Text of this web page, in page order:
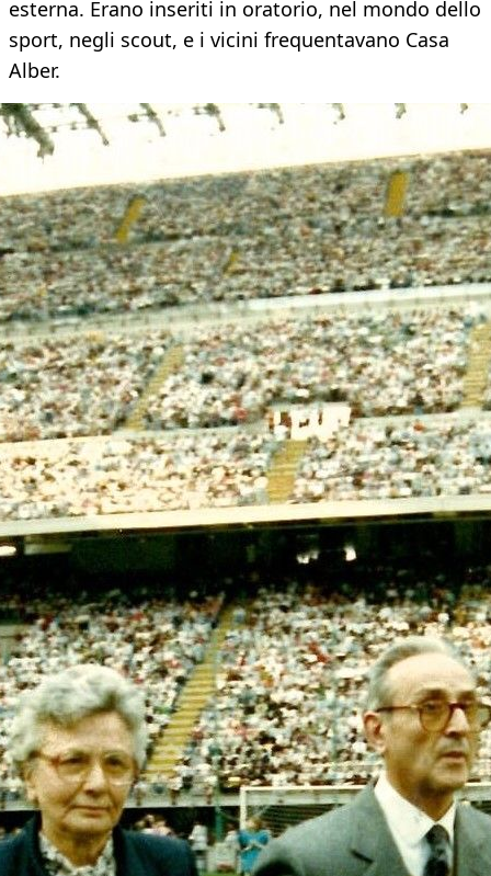
esterna. Erano inseriti in oratorio, nel mondo dello
sport, negli scout, e i vicini frequentavano Casa
Alber.